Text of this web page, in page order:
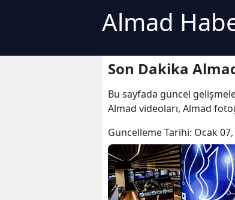
Almad
Son Dakika
Bu sayfada güncel
Almad videoları, Almad
Güncelleme Tarihi: Ocak